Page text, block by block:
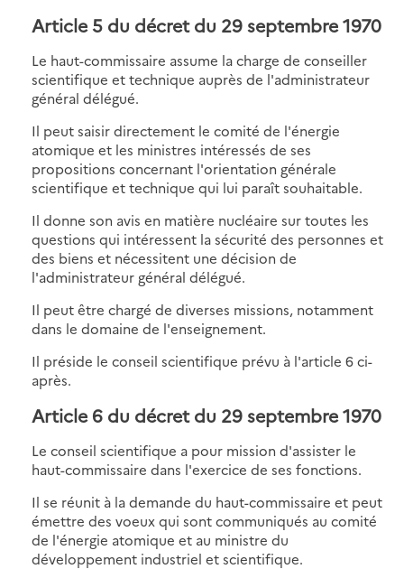
Article 5 du décret du 29 septembre 1970
Le haut-commissaire assume la charge de conseiller
scientifique et technique auprès de l'administrateur
général délégué.
Il peut saisir directement le comité de l'énergie
atomique et les ministres intéressés de ses
propositions concernant l'orientation générale
scientifique et technique qui lui paraît souhaitable.
Il donne son avis en matière nucléaire sur toutes les
questions qui intéressent la sécurité des personnes et
des biens et nécessitent une décision de
l'administrateur général délégué.
Il peut être chargé de diverses missions, notamment
dans le domaine de l'enseignement.
Il préside le conseil scientifique prévu à l'article 6 ci-
après.
Article 6 du décret du 29 septembre 1970
Le conseil scientifique a pour mission d'assister le
haut-commissaire dans l'exercice de ses fonctions.
Il se réunit à la demande du haut-commissaire et peut
émettre des voeux qui sont communiqués au comité
de l'énergie atomique et au ministre du
développement industriel et scientifique.